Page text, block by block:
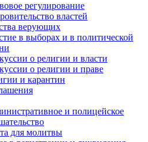
регулирование
властей
верующих
в выборах и в политической
о религии и власти
о религии и праве
и карантин
и полицейское
для молитвы